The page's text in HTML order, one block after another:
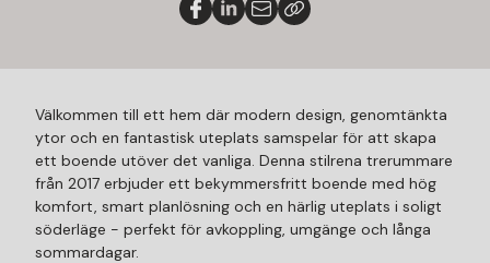
Välkommen till ett hem där modern design, genomtänkta
ytor och en fantastisk uteplats samspelar för att skapa
ett boende utöver det vanliga. Denna stilrena trerummare
från 2017 erbjuder ett bekymmersfritt boende med hög
komfort, smart planlösning och en härlig uteplats i soligt
söderläge - perfekt för avkoppling, umgänge och långa
sommardagar.